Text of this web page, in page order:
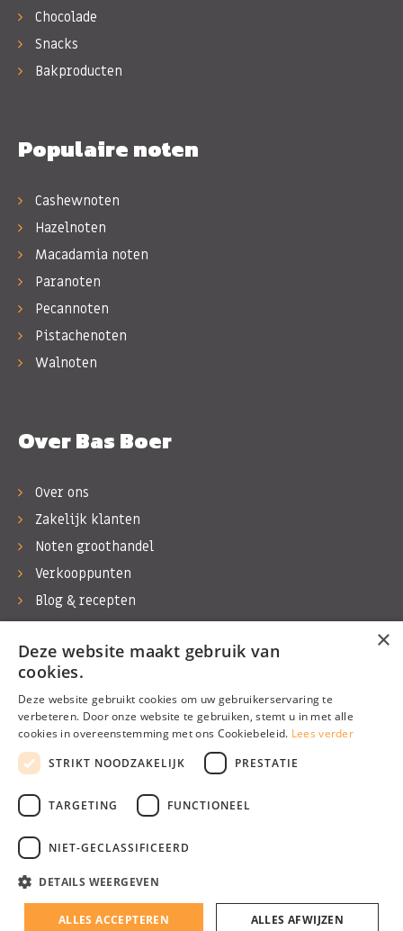
Chocolade
Snacks
Bakproducten
Populaire noten
Cashewnoten
Hazelnoten
Macadamia noten
Paranoten
Pecannoten
Pistachenoten
Walnoten
Over Bas Boer
Over ons
Zakelijk klanten
Noten groothandel
Verkooppunten
Blog & recepten
Werken bij Bas Boer Noten
Contact
©1974 - 2026 Bas Boer Noten
Algemene voorwaarden Privacy Policy
×
Deze website maakt gebruik van
cookies.
Deze website gebruikt cookies om uw gebruikerservaring te
verbeteren. Door onze website te gebruiken, stemt u in met alle
cookies in overeenstemming met ons Cookiebeleid. Lees verder
STRIKT NOODZAKELIJK
PRESTATIE
TARGETING FUNCTIONEEL
NIET-GECLASSIFICEERD
DETAILS WEERGEVEN
ALLES ACCEPTEREN ALLES AFWIJZEN